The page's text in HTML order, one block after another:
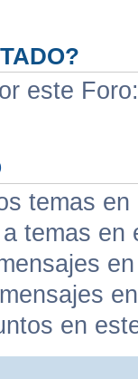
este
temas
temas en
en